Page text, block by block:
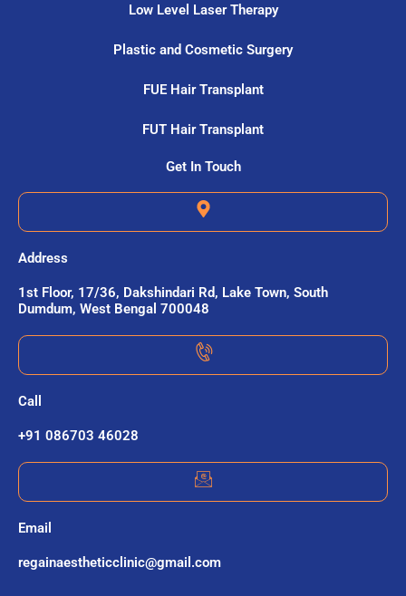
Low Level Laser Therapy
Plastic and Cosmetic Surgery
FUE Hair Transplant
FUT Hair Transplant
Get In Touch
Address
1st Floor, 17/36, Dakshindari Rd, Lake Town, South
Dumdum, West Bengal 700048
Call
+91 086703 46028
Email
regainaestheticclinic@gmail.com